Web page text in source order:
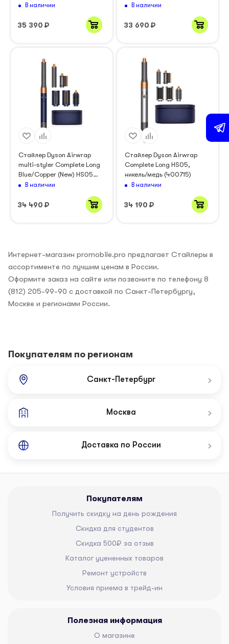
волнистых волос, Ceramic
(Керамическая Патина/
Топаз) 533813/533804
В наличии
35 390 ₽
волнистых волос, Vinca
533818
В наличии
33 690 ₽
Стайлер Dyson Airwrap
multi-styler Complete Long
Blue/Copper (New) HS05
(395933/395956/395884)
В наличии
34 490 ₽
Стайлер Dyson Airwrap
Complete Long HS05,
никель/медь (400715)
В наличии
34 190 ₽
Интернет-магазин promobile.pro предлагает Стайлеры в
ассортименте по лучшим ценам в России.
Оформите заказ на сайте или позвоните по телефону 8
(812) 205-99-90 с доставкой по Санкт-Петербургу,
Москве и регионами России.
Покупателям по регионам
Санкт-Петербург
Москва
Доставка по России
Покупателям
Получить скидку на день рождения
Скидка для студентов
Скидка 500₽ за отзыв
Каталог уцененных товаров
Ремонт устройств
Условия приема в трейд-ин
Полезная информация
О магазине